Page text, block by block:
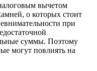
вычетом
о которых стоит
при
суммы. Поэтому
могут повлиять на